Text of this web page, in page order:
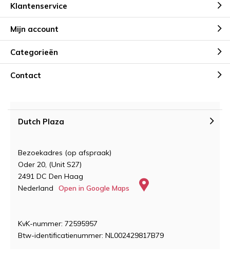
Klantenservice
Mijn account
Categorieën
Contact
Dutch Plaza
Bezoekadres (op afspraak)
Oder 20, (Unit S27)
2491 DC Den Haag
Nederland
Open in Google Maps
KvK-nummer: 72595957
Btw-identificatienummer: NL002429817B79